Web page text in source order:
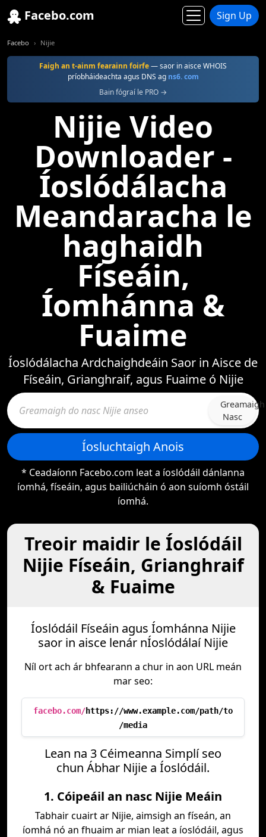
Facebo.com Sign Up
Facebo Nijie
Faigh an t-ainm fearainn foirfe— saor in aisce WHOIS
príobháideachta agus DNS ag ns6. com
Bain fógraí le PRO →
Nijie Video
Downloader -
Íoslódálacha
Meandaracha le
haghaidh
Físeáin,
Íomhánna &
Fuaime
Íoslódálacha Ardchaighdeáin Saor in Aisce de
Físeáin, Grianghraif, agus Fuaime ó Nijie
Greamaigh
Nasc
Íosluchtaigh Anois
* Ceadaíonn Facebo.com leat a íoslódáil dánlanna
íomhá, físeáin, agus bailiúcháin ó aon suíomh óstáil
íomhá.
Treoir maidir le Íoslódáil
Nijie Físeáin, Grianghraif
& Fuaime
Íoslódáil Físeáin agus Íomhánna Nijie
saor in aisce lenár nÍoslódálaí Nijie
Níl ort ach ár bhfearann a chur in aon URL meán
mar seo:
facebo.com/https://www.example.com/path/to
/media
Lean na 3 Céimeanna Simplí seo
chun Ábhar Nijie a Íoslódáil.
1. Cóipeáil an nasc Nijie Meáin
Tabhair cuairt ar Nijie, aimsigh an físeán, an
íomhá nó an fhuaim ar mian leat a íoslódáil, agus